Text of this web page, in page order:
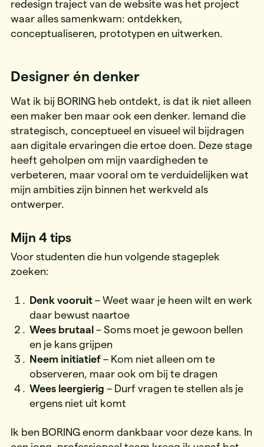
redesign traject van de website was het project
waar alles samenkwam: ontdekken,
conceptualiseren, prototypen en uitwerken.
Designer én denker
Wat ik bij BORING heb ontdekt, is dat ik niet alleen
een maker ben maar ook een denker. Iemand die
strategisch, conceptueel en visueel wil bijdragen
aan digitale ervaringen die ertoe doen. Deze stage
heeft geholpen om mijn vaardigheden te
verbeteren, maar vooral om te verduidelijken wat
mijn ambities zijn binnen het werkveld als
ontwerper.
Mijn 4 tips
Voor studenten die hun volgende stageplek
zoeken:
Denk vooruit – Weet waar je heen wilt en werk
daar bewust naartoe
Wees brutaal – Soms moet je gewoon bellen
en je kans grijpen
Neem initiatief – Kom niet alleen om te
observeren, maar ook om bij te dragen
Wees leergierig – Durf vragen te stellen als je
ergens niet uit komt
Ik ben BORING enorm dankbaar voor deze kans. In